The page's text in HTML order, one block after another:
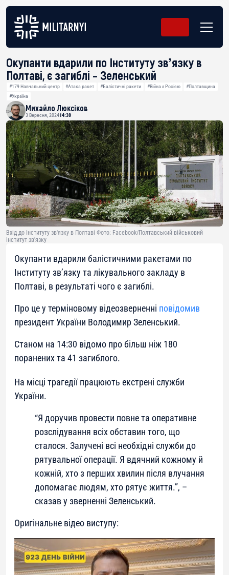
Окупанти вдарили по Інституту звʼязку в
Полтаві, є загиблі – Зеленський
#179 Навчальний центр #Атака ракет #Балістичні ракети #Війна з Росією
#Полтавщина
#Україна
Михайло Люксіков
3 Вересня, 202414:38
Вхід до Інституту зв'язку в Полтаві Фото: Facebook/Полтавський військовий
інститут зв'язку
Окупанти вдарили балістичними ракетами по
Інституту звʼязку та лікувального закладу в
Полтаві, в результаті чого є загиблі.
Про це у терміновому відеозверненні повідомив
президент України Володимир Зеленський.
Станом на 14:30 відомо про більш ніж 180
поранених та 41 загиблого.
На місці трагедії працюють екстрені служби
України.
“Я доручив провести повне та оперативне
розслідування всіх обставин того, що
сталося. Залучені всі необхідні служби до
рятувальної операції. Я вдячний кожному й
кожній, хто з перших хвилин після влучання
допомагає людям, хто рятує життя.”, –
сказав у зверненні Зеленський.
Оригінальне відео виступу: